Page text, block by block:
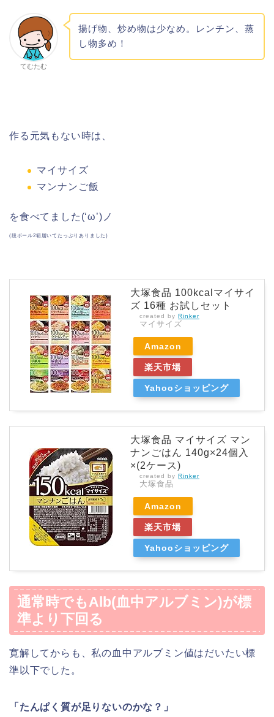
てむたむ
揚げ物、炒め物は少なめ。レンチン、蒸
し物多め！
作る元気もない時は、
マイサイズ
マンナンご飯
を食べてました(‘ω’)ノ
(段ボール2箱届いてたっぷりありました)
大塚食品 100kcalマイサイ
ズ 16種 お試しセット
created by Rinker
マイサイズ
Amazon
楽天市場
Yahooショッピング
大塚食品 マイサイズ マン
ナンごはん 140g×24個入
×(2ケース)
created by Rinker
大塚食品
Amazon
楽天市場
Yahooショッピング
通常時でもAlb(血中アルブミン)が標
準より下回る
寛解してからも、私の血中アルブミン値はだいたい標
準以下でした。
「たんぱく質が足りないのかな？」